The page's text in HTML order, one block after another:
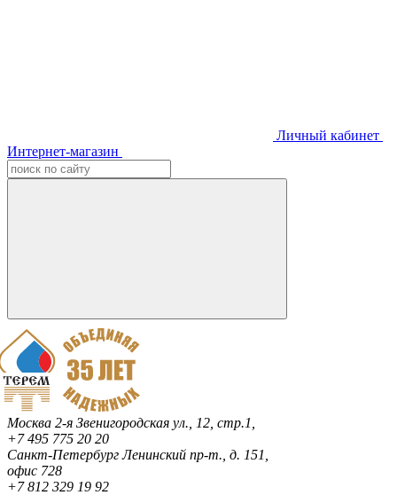
Личный кабинет
Интернет-магазин
Москва 2-я Звенигородская ул., 12, стр.1,
+7 495 775 20 20
Санкт-ПетербургЛенинский пр-т., д. 151,
офис 728
+7 812 329 19 92